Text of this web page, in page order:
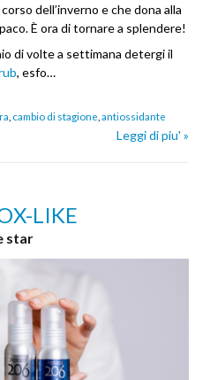
dell’inverno e che dona alla
È ora di tornare a splendere!
di volte a settimana detergi il
, esfo…
cambio di stagione antiossidante
Leggi di piu' »
LIKE
star